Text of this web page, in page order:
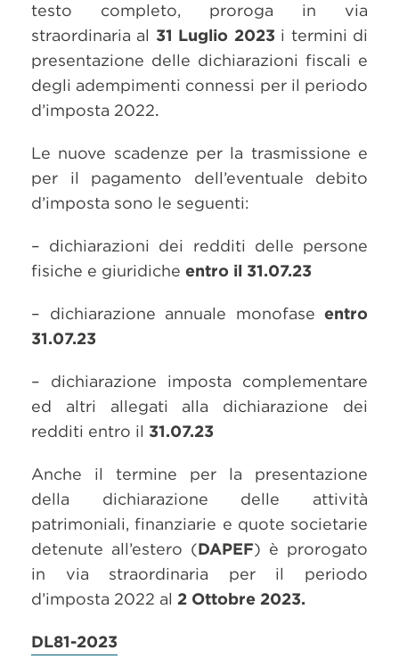
testo completo, proroga in via
straordinaria al 31 Luglio 2023 i termini di
presentazione delle dichiarazioni fiscali e
degli adempimenti connessi per il periodo
d’imposta 2022.
Le nuove scadenze per la trasmissione e
per il pagamento dell’eventuale debito
d’imposta sono le seguenti:
– dichiarazioni dei redditi delle persone
fisiche e giuridiche entro il 31.07.23
– dichiarazione annuale monofase entro
31.07.23
– dichiarazione imposta complementare
ed altri allegati alla dichiarazione dei
redditi entro il 31.07.23
Anche il termine per la presentazione
della dichiarazione delle attività
patrimoniali, finanziarie e quote societarie
detenute all’estero (DAPEF) è prorogato
in via straordinaria per il periodo
d’imposta 2022 al 2 Ottobre 2023.
DL81-2023